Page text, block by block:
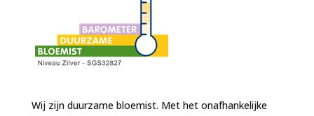
Wij zijn duurzame bloemist. Met het onafhankelijke